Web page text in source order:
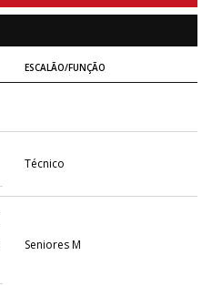
ESCALÃO/FUNÇÃO
Técnico
Seniores M